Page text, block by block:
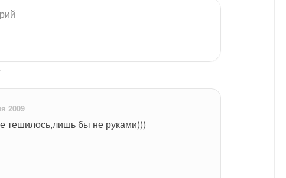
2009
тешилось,лишь бы не руками)))